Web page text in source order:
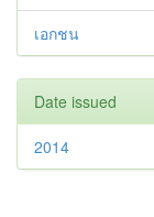
เอกชน
Date issued
2014